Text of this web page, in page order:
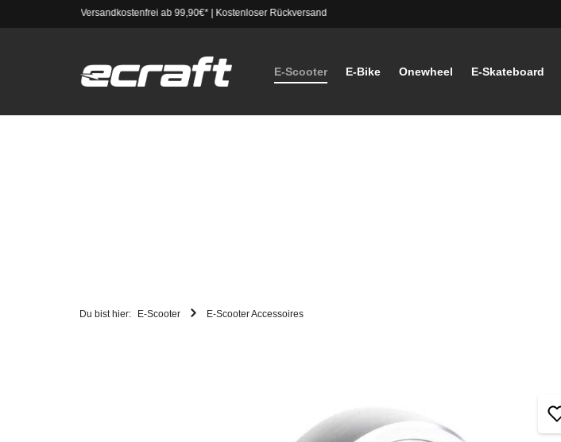
Versandkostenfrei ab 99,90€*| Kostenloser Rückversand
E-Scooter E-Bike Onewheel E-Skateboard
Du bist hier: E-Scooter E-Scooter Accessoires